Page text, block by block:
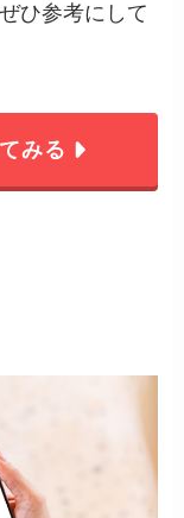
ひ参考にして
みる